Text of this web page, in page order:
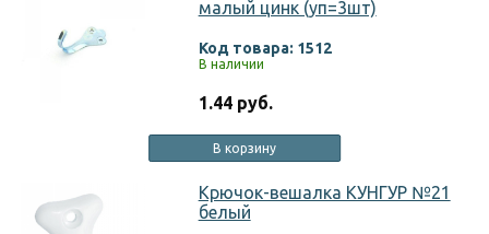
малый цинк (уп=3шт)
Код товара: 1512
В наличии
1.44 руб.
В корзину
Крючок-вешалка КУНГУР №21
белый